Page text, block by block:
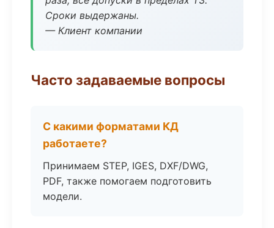
Сроки выдержаны.
— Клиент компании
Часто задаваемые вопросы
С какими форматами КД
работаете?
Принимаем STEP, IGES, DXF/DWG,
PDF, также помогаем подготовить
модели.